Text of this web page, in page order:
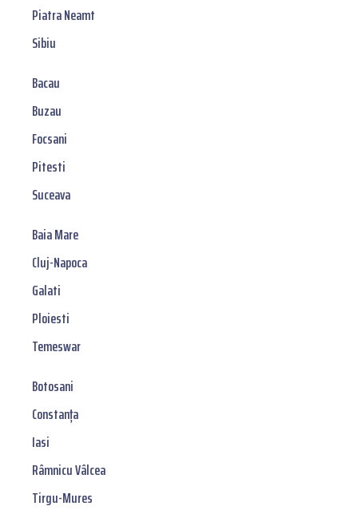
Piatra Neamt
Sibiu
Bacau
Buzau
Focsani
Pitesti
Suceava
Baia Mare
Cluj-Napoca
Galati
Ploiesti
Temeswar
Botosani
Constanța
Iasi
Râmnicu Vâlcea
Tirgu-Mures